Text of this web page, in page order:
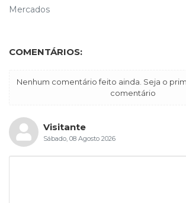
Mercados
COMENTÁRIOS:
Nenhum comentário feito ainda. Seja o
comentário
Visitante
Sábado, 08 Agosto 2026